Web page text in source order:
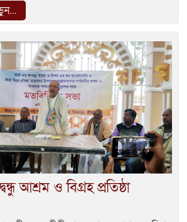
আশ্রম ও বিগ্রহ প্রতিষ্ঠা